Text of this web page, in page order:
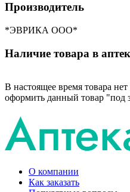
Производитель
*ЭВРИКА ООО*
Наличие товара в
В настоящее время товара
оформить данный товар "под
О компании
Как заказать